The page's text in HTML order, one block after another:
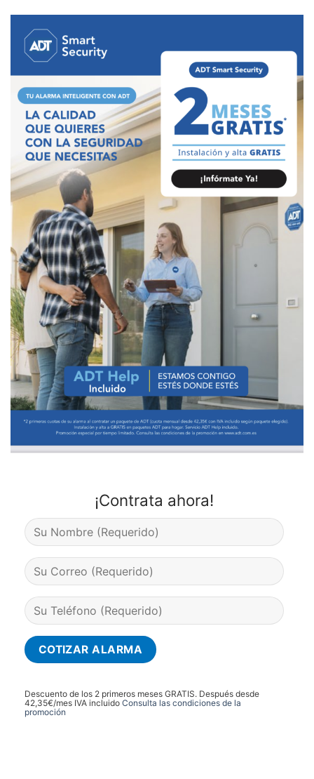
¡Contrata ahora!
Descuento de los 2 primeros meses GRATIS. Después desde
42,35€/mes IVA incluido Consulta las condiciones de la
promoción